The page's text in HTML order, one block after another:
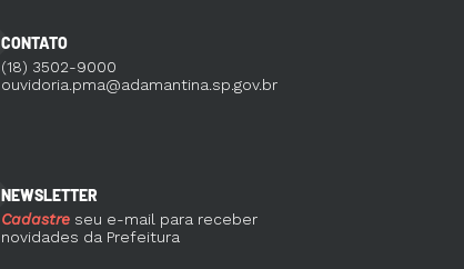
CONTATO
(18) 3502-9000
ouvidoria.pma@adamantina.sp.gov.br
NEWSLETTER
Cadastreseu e-mail para receber
novidades da Prefeitura